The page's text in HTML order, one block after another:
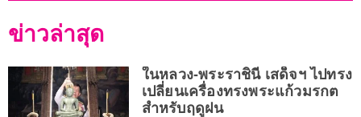
ข่าวล่าสุด
ในหลวง-พระราชินี เสด็จฯ ไปทรง
เปลี่ยนเครื่องทรงพระแก้วมรกต
สำหรับฤดูฝน